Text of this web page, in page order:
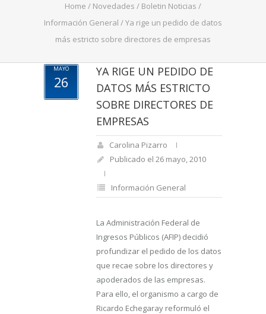
Home / Novedades / Boletin Noticias /
Información General /Ya rige un pedido de datos
más estricto sobre directores de empresas
MAYO
26
YA RIGE UN PEDIDO DE
DATOS MÁS ESTRICTO
SOBRE DIRECTORES DE
EMPRESAS
Carolina Pizarro
Publicado el 26 mayo, 2010
Información General
La Administración Federal de
Ingresos Públicos (AFIP) decidió
profundizar el pedido de los datos
que recae sobre los directores y
apoderados de las empresas.
Para ello, el organismo a cargo de
Ricardo Echegaray reformuló el